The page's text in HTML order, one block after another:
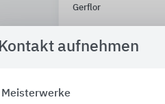
Gerflor
Kontakt aufnehmen
Meisterwerke